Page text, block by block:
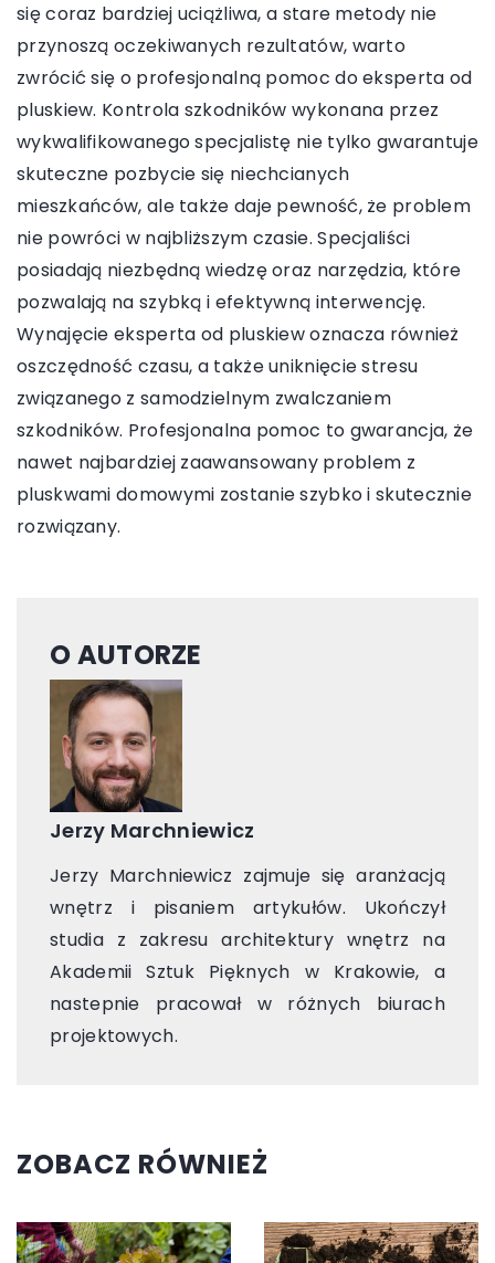
się coraz bardziej uciążliwa, a stare metody nie
przynoszą oczekiwanych rezultatów, warto
zwrócić się o profesjonalną pomoc do eksperta od
pluskiew. Kontrola szkodników wykonana przez
wykwalifikowanego specjalistę nie tylko gwarantuje
skuteczne pozbycie się niechcianych
mieszkańców, ale także daje pewność, że problem
nie powróci w najbliższym czasie. Specjaliści
posiadają niezbędną wiedzę oraz narzędzia, które
pozwalają na szybką i efektywną interwencję.
Wynajęcie eksperta od pluskiew oznacza również
oszczędność czasu, a także uniknięcie stresu
związanego z samodzielnym zwalczaniem
szkodników. Profesjonalna pomoc to gwarancja, że
nawet najbardziej zaawansowany problem z
pluskwami domowymi zostanie szybko i skutecznie
rozwiązany.
O AUTORZE
Jerzy Marchniewicz
Jerzy Marchniewicz zajmuje się aranżacją
wnętrz i pisaniem artykułów. Ukończył
studia z zakresu architektury wnętrz na
Akademii Sztuk Pięknych w Krakowie, a
nastepnie pracował w różnych biurach
projektowych.
ZOBACZ RÓWNIEŻ